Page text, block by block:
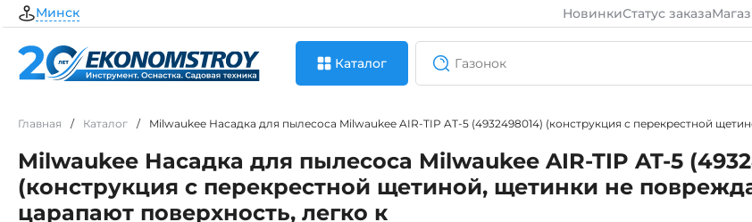
Минск НовинкиСтатус заказа
Каталог
Главная / Каталог / Milwaukee Насадка для пылесоса Milwaukee AIR-TIP AT-5 (4932498014) (конструкция с перекрестной
Milwaukee Насадка для пылесоса Milwaukee AIR-TIP AT-5
(конструкция с перекрестной щетиной, щетинки не
царапают поверхность, легко к